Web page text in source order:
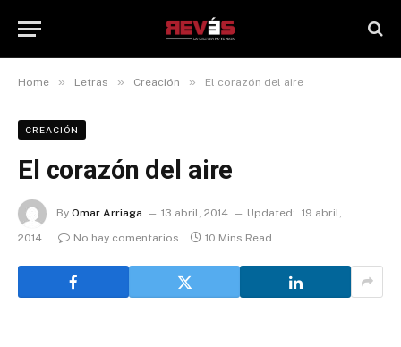
Home » Letras » Creación » El corazón del aire
CREACIÓN
El corazón del aire
By Omar Arriaga 13 abril, 2014 Updated: 19 abril,
2014
No hay comentarios 10 Mins Read